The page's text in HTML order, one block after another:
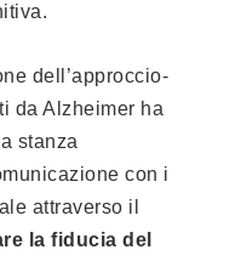
dell’approccio-
da Alzheimer ha
stanza
con i
attraverso il
la fiducia del